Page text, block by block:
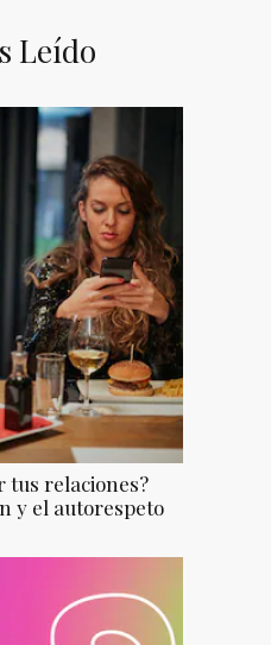
Leído
tus relaciones?
y el autorespeto